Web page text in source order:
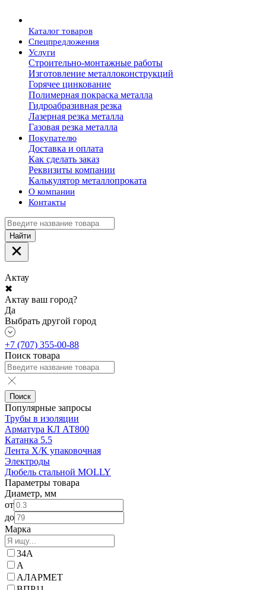
Каталог товаров
Спецпредложения
Услуги
Строительно-монтажные работы
Изготовление металлоконструкций
Горячее цинкование
Полимерная покраска металла
Гидроабразивная резка
Лазерная резка металла
Газовая резка металла
Покупателю
Доставка и оплата
Как сделать заказ
Реквизиты компании
Калькулятор металлопроката
О компании
Контакты
Найти
Актау
✖
Актау ваш город?
Да
Выбрать другой город
+7 (707) 355-00-88
Поиск товара
Поиск
Популярные запросы
Трубы в изоляции
Арматура КЛ АТ800
Катанка 5.5
Лента Х/К упаковочная
Электроды
Дюбель стальной MOLLY
Параметры товара
Диаметр, мм
от
до
Марка
34А
А
АЛАРМЕТ